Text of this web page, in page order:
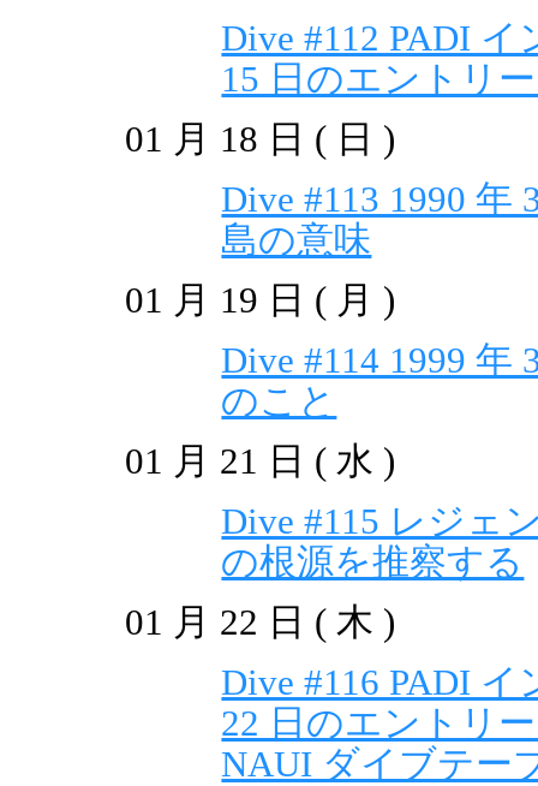
Dive #112 PADI
15 日のエントリ
01 月 18 日 ( 日 )
Dive #113 1990 年
島の意味
01 月 19 日 ( 月 )
Dive #114 1999 年
のこと
01 月 21 日 ( 水 )
Dive #115 レジェ
の根源を推察する
01 月 22 日 ( 木 )
Dive #116 PADI
22 日のエントリ
NAUI ダイブテー